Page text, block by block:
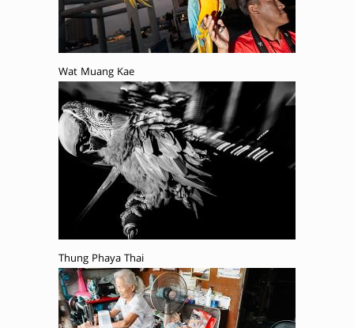
Wat Muang Kae
Thung Phaya Thai